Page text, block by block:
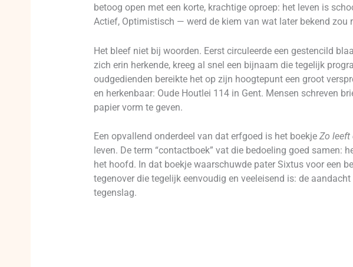
betoog open met een korte, krachtige oproep: het leven is
Actief, Optimistisch — werd de kiem van wat later bekend zou
Het bleef niet bij woorden. Eerst circuleerde een gestencild
zich erin herkende, kreeg al snel een bijnaam die tegelijk
oudgedienden bereikte het op zijn hoogtepunt een groot
en herkenbaar: Oude Houtlei 114 in Gent. Mensen schreven
papier vorm te geven.
Een opvallend onderdeel van dat erfgoed is het boekje Zo leeft
leven. De term “contactboek” vat die bedoeling goed
het hoofd. In dat boekje waarschuwde pater Sixtus voor een
tegenover die tegelijk eenvoudig en veeleisend is: de
tegenslag.